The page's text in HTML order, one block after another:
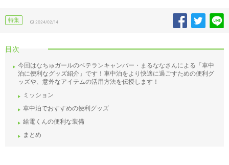
特集 2024/02/14
目次
今回はなちゅガールのベテランキャンパー・まるななさんによる「車中
泊に便利なグッズ紹介」です！車中泊をより快適に過ごすための便利グ
ッズや、意外なアイテムの活用方法を伝授します！
ミッション
車中泊でおすすめの便利グッズ
給電くんの便利な装備
まとめ